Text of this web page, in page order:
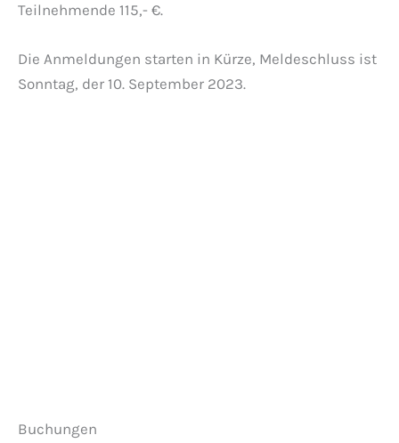
Teilnehmende 115,- €.
Die Anmeldungen starten in Kürze, Meldeschluss ist
Sonntag, der 10. September 2023.
Buchungen